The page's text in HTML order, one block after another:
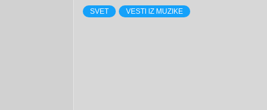
SVET VESTI IZ MUZIKE